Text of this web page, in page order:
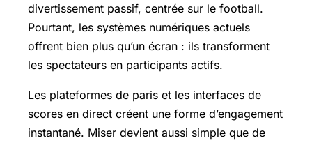
divertissement passif, centrée sur le football.
Pourtant, les systèmes numériques actuels
offrent bien plus qu’un écran : ils transforment
les spectateurs en participants actifs.
Les plateformes de paris et les interfaces de
scores en direct créent une forme d’engagement
instantané. Miser devient aussi simple que de